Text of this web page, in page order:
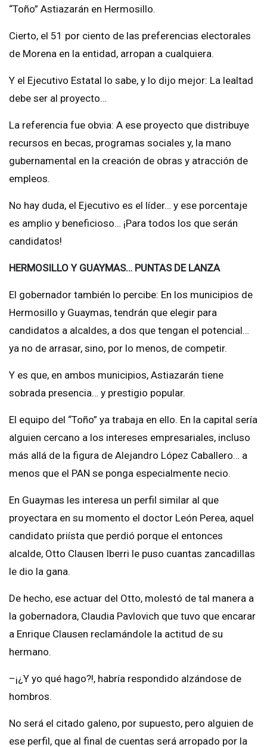
“Toño” Astiazarán en Hermosillo.
Cierto, el 51 por ciento de las preferencias electorales
de Morena en la entidad, arropan a cualquiera.
Y el Ejecutivo Estatal lo sabe, y lo dijo mejor: La lealtad
debe ser al proyecto…
La referencia fue obvia: A ese proyecto que distribuye
recursos en becas, programas sociales y, la mano
gubernamental en la creación de obras y atracción de
empleos.
No hay duda, el Ejecutivo es el líder… y ese porcentaje
es amplio y beneficioso… ¡Para todos los que serán
candidatos!
HERMOSILLO Y GUAYMAS… PUNTAS DE LANZA
El gobernador también lo percibe: En los municipios de
Hermosillo y Guaymas, tendrán que elegir para
candidatos a alcaldes, a dos que tengan el potencial…
ya no de arrasar, sino, por lo menos, de competir.
Y es que, en ambos municipios, Astiazarán tiene
sobrada presencia… y prestigio popular.
El equipo del “Toño” ya trabaja en ello. En la capital sería
alguien cercano a los intereses empresariales, incluso
más allá de la figura de Alejandro López Caballero… a
menos que el PAN se ponga especialmente necio.
En Guaymas les interesa un perfil similar al que
proyectara en su momento el doctor León Perea, aquel
candidato priísta que perdió porque el entonces
alcalde, Otto Clausen Iberri le puso cuantas zancadillas
le dio la gana.
De hecho, ese actuar del Otto, molestó de tal manera a
la gobernadora, Claudia Pavlovich que tuvo que encarar
a Enrique Clausen reclamándole la actitud de su
hermano.
–¡¿Y yo qué hago?!, habría respondido alzándose de
hombros.
No será el citado galeno, por supuesto, pero alguien de
ese perfil, que al final de cuentas será arropado por la